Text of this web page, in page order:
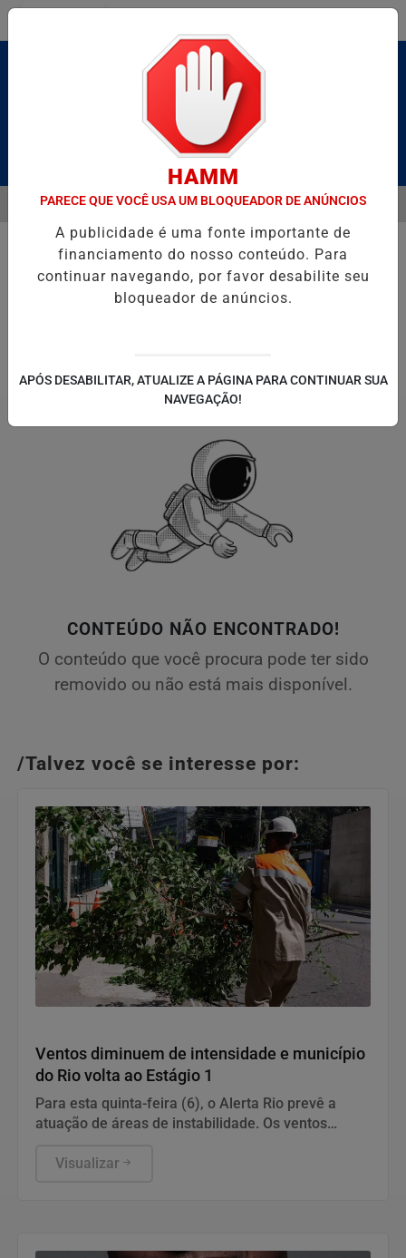
Pesquisar Notícia
HOMENAGEIA UZIEL BUENO NO TERRAÇO MINEIRO
EM ALTA
MENU
CONTEÚDO NÃO ENCONTRADO!
O conteúdo que você procura pode ter sido
removido ou não está mais disponível.
/Talvez você se interesse por:
Ventos diminuem de intensidade e município
do Rio volta ao Estágio 1
Para esta quinta-feira (6), o Alerta Rio prevê a
atuação de áreas de instabilidade. Os ventos
com rajadas isoladas fortes.
Visualizar
HAMM
PARECE QUE VOCÊ USA UM BLOQUEADOR DE ANÚNCIOS
A publicidade é uma fonte importante de
financiamento do nosso conteúdo. Para
continuar navegando, por favor desabilite seu
bloqueador de anúncios.
APÓS DESABILITAR, ATUALIZE A PÁGINA PARA CONTINUAR SUA
NAVEGAÇÃO!